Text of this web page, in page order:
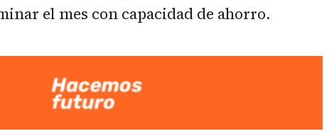
el mes con capacidad de ahorro.